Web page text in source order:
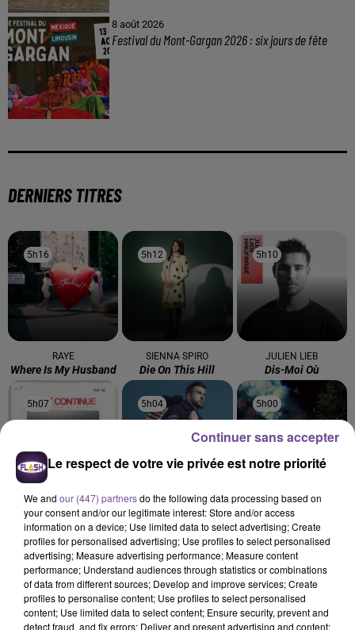
8 août 2026
Festival du Mont-Gargan 2026 : six jours de fête
DERNIERS TITRES
5h16
5h16
RAYE
Where Is My Husband
5h12
5h12
SIENNA SPIRO
Die On This Hill
5h10
5h10
JULIEN LIEB
Dis-Moi Où
5h07
5h07
47TER
Superstar
5h04
5h04
CLAUDIO CAPÉO
Riche
5h00
5h00
TAME IMPALA
Dracula
Cet élément est masqué compte-tenu du refus du
Le respect de votre vie privée est notre priorité
We and our (447) partnersdo the following data processing based on
your consent and/or our legitimate interest: Store and/or access
information on a device; Use limited data to select advertising; Create
profiles for personalised advertising; Use profiles to select personalised
advertising; Measure advertising performance; Measure content
performance; Understand audiences through statistics or combinations
of data from different sources; Develop and improve services; Create
profiles to personalise content; Use profiles to select personalised
content; Use limited data to select content; Ensure security, prevent and
detect fraud, and fix errors; Deliver and present advertising and content;
Continuer sans accepter